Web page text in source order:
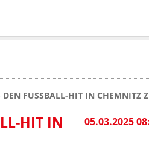
FUSSBALL-HIT IN CHEMNITZ
05.03.2025
HIT IN C